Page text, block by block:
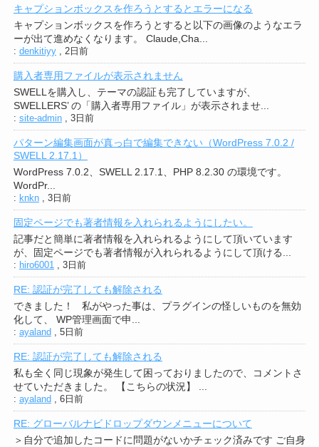
キャプションボックスを作ろうとするとエラーになる
キャプションボックスを作ろうとすると以下の画像のようなエラ
ーが出て進めなくなります。 Claude,Cha...
: denkitiyy, 2日前
購入者専用ファイルが表示されません
SWELLを購入し、テーマの認証も完了していますが、
SWELLERS’ の「購入者専用ファイル」が表示されませ...
: site-admin, 3日前
パターン編集画面が真っ白で編集できない（WordPress 7.0.2 /
SWELL 2.17.1）
WordPress 7.0.2、SWELL 2.17.1、PHP 8.2.30 の環境です。
WordPr...
: knkn, 3日前
固定ページでも著者情報を入れられるようにしたい。
記事だと簡単に著者情報を入れられるようにして頂いています
が、固定ページでも著者情報が入れられるようにして頂ける...
: hiro6001, 3日前
RE: 認証が完了しても解除される
できました！ 私がやった事は、プラグインの怪しいものを無効
化して、 WP管理画面で申...
: ayaland , 5日前
RE: 認証が完了しても解除される
私も全く同じ現象が発生して困っておりましたので、コメントさ
せていただきました。 【こちらの状況】 ...
: ayaland , 6日前
RE: グローバルナビドロップダウンメニューについて
＞自分で追加したコードに問題がないかチェック済みです ご自身